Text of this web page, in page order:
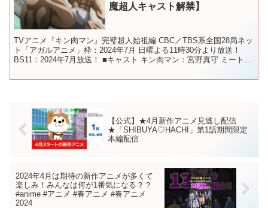
魔超人キャスト解禁】
TVアニメ『キン肉マン』完璧超人始祖編 CBC／TBS系全国28局ネッ
ト「アガルアニメ」枠：2024年7月 日曜よる11時30分より放送！
BS11：2024年7月放送！ ■キャスト キン肉マン：宮野真守 ミートく
【公式】★4月新作アニメ見逃し配信
★「SHIBUYA♡HACHI」第1話期間限定
本編配信
2024年4月は期待の新作アニメが多くて
楽しみ！みんなは何が1番気になる？？
#anime #アニメ #春アニメ #春アニメ
2024